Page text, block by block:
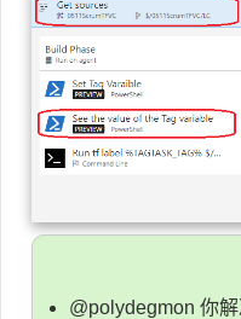
@polydegmon 你